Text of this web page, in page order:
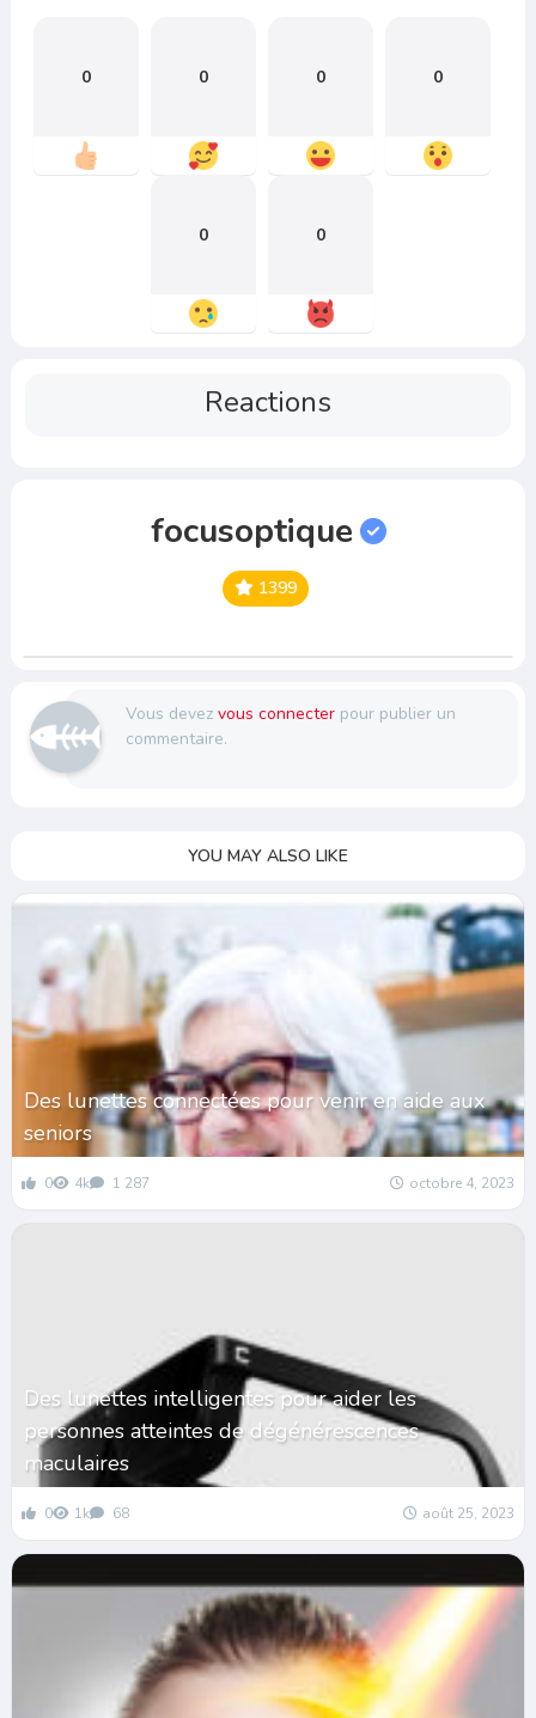
0 0 0 0
0 0
Reactions
focusoptique
1399
Vous devez vous connecterpour publier un
commentaire.
YOU MAY ALSO LIKE
Des lunettes connectées pour venir en aide aux
seniors
0 4k 1 287 octobre 4, 2023
Des lunettes intelligentes pour aider les
personnes atteintes de dégénérescences
maculaires
0 1k 68 août 25, 2023